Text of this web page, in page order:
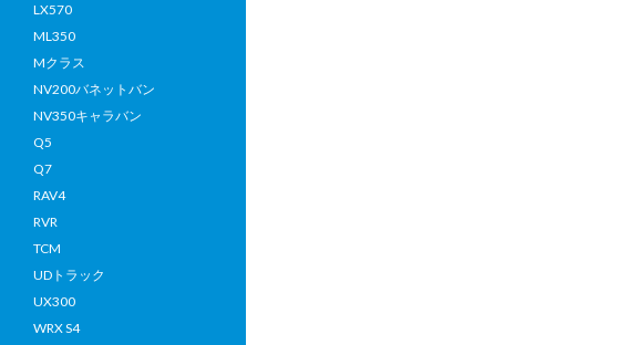
LX570
ML350
Mクラス
NV200バネットバン
NV350キャラバン
Q5
Q7
RAV4
RVR
TCM
UDトラック
UX300
WRX S4